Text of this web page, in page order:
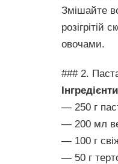
Змішайте
овочами.
### 2.
— 250 г
— 200 мл
— 100 г
— 50 г